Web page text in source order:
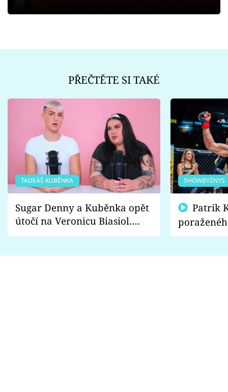
PŘEČTĚTE SI TAKÉ
TADEÁŠ KUBĚNKA
Sugar Denny a Kuběnka opět
útočí na Veronicu Biasiol.
Proč je podle nich falešná a
SHOWBYZNYS
fanoušci